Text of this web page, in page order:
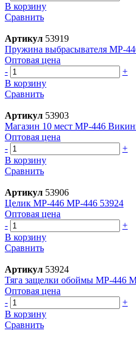
В корзину
Сравнить
Артикул 53919
Пружина выбрасывателя МР-
Оптовая цена
-
+
В корзину
Сравнить
Артикул 53903
Магазин 10 мест МР-446
Оптовая цена
-
+
В корзину
Сравнить
Артикул 53906
Целик МР-446 МР-446 53924
Оптовая цена
-
+
В корзину
Сравнить
Артикул 53924
Тяга защелки обоймы МР-446
Оптовая цена
-
+
В корзину
Сравнить